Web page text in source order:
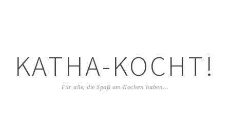
KATHA-KOCHT!
Für alle, die Spaß am Kochen haben...